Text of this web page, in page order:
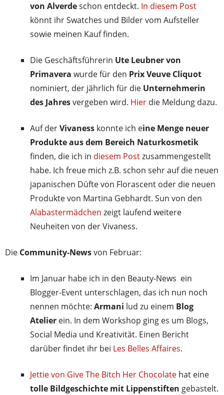
von Alverdeschon entdeckt. In diesem Post
könnt ihr Swatches und Bilder vom Aufsteller
sowie meinen Kauf finden.
Die Geschäftsführerin Ute Leubner von
Primavera wurde für den Prix Veuve Cliquot
nominiert, der jährlich für die Unternehmerin
des Jahresvergeben wird. Hier die Meldung dazu.
Auf derVivaness konnte ich eine Menge neuer
Produkte aus dem Bereich Naturkosmetik
finden, die ich in diesem Postzusammengestellt
habe. Ich freue mich z.B. schon sehr auf die neuen
japanischen Düfte von Florascent oder die neuen
Produkte von Martina Gebhardt. Sun von den
Alabastermädchen zeigt laufend weitere
Neuheiten von der Vivaness.
Die Community-Newsvon Februar:
Im Januar habe ich in den Beauty-News ein
Blogger-Event unterschlagen, das ich nun noch
nennen möchte: Armani lud zu einem Blog
Atelier ein. In dem Workshop ging es um Blogs,
Social Media und Kreativität. Einen Bericht
darüber findet ihr bei Les Belles Affaires.
Jettie von Give The Bitch Her Chocolate hat eine
tolle Bildgeschichte mit Lippenstiften gebastelt.